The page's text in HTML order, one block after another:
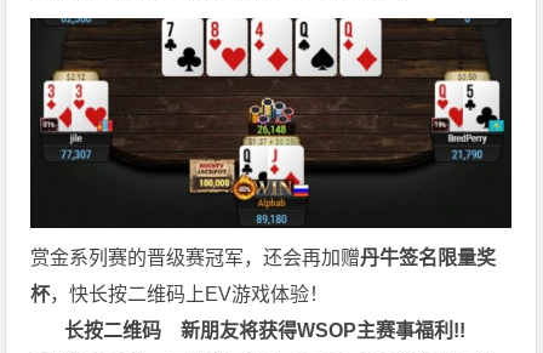
赏金系列赛的晋级赛冠军，还会再加赠丹牛签名限量奖
杯，快长按二维码上EV游戏体验！
长按二维码新朋友将获得WSOP主赛事福利!!